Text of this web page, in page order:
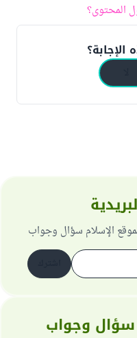
المحتوى؟
الإسلام سؤال وجواب
سؤال وجواب